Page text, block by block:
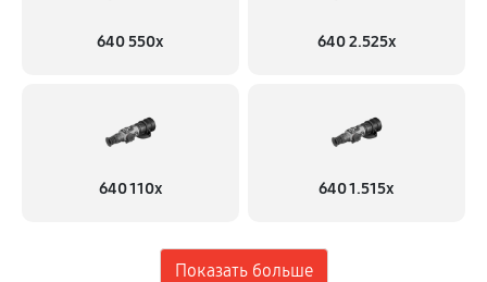
640 550x 640 2.525x
640 110x 640 1.515x